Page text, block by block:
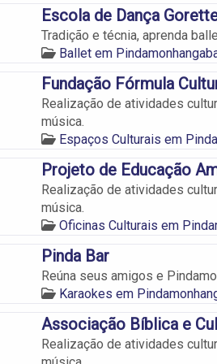
Escola de Dança
Tradição e técnia, aprenda
Ballet em
Fundação Fórmula
Realização de atividades
música.
Espaços Culturais em
Projeto de Educação
Realização de atividades
música.
Oficinas Culturais em
Pinda Bar
Reúna seus amigos e
Karaokes em
Associação Bíblica e
Realização de atividades